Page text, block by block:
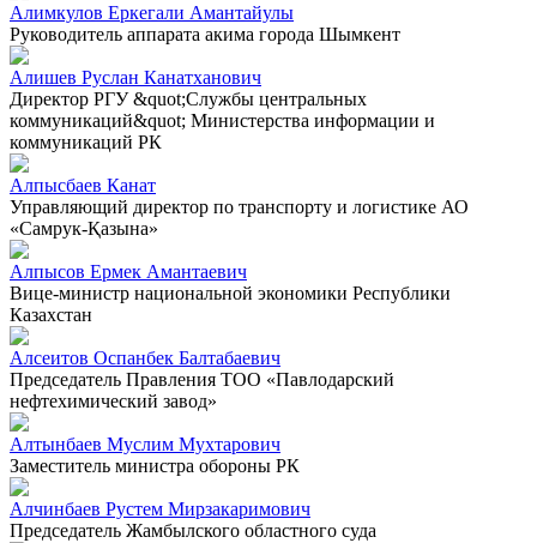
Алимкулов Еркегали Амантайулы
Руководитель аппарата акима города Шымкент
Алишев Руслан Канатханович
Директор РГУ &quot;Службы центральных
коммуникаций&quot; Министерства информации и
коммуникаций РК
Алпысбаев Канат
Управляющий директор по транспорту и логистике АО
«Самрук-Қазына»
Алпысов Ермек Амантаевич
Вице-министр национальной экономики Республики
Казахстан
Алсеитов Оспанбек Балтабаевич
Председатель Правления ТОО «Павлодарский
нефтехимический завод»
Алтынбаев Муслим Мухтарович
Заместитель министра обороны РК
Алчинбаев Рустем Мирзакаримович
Председатель Жамбылского областного суда